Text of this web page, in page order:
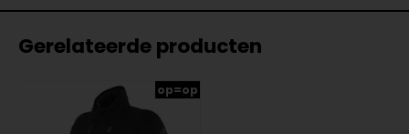
Gerelateerde producten
op=op